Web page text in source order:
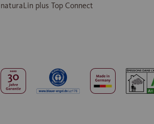
naturaLin plus Top Connect